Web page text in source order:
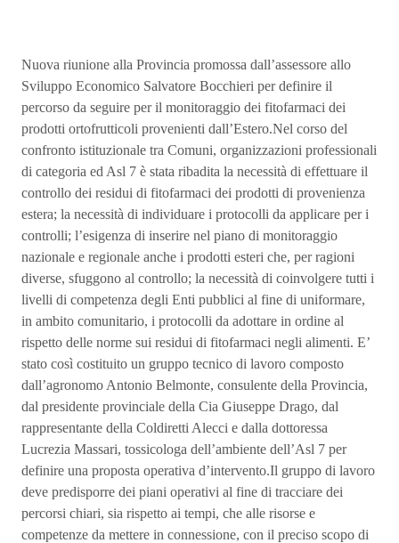
Nuova riunione alla Provincia promossa dall’assessore allo
Sviluppo Economico Salvatore Bocchieri per definire il
percorso da seguire per il monitoraggio dei fitofarmaci dei
prodotti ortofrutticoli provenienti dall’Estero.Nel corso del
confronto istituzionale tra Comuni, organizzazioni professionali
di categoria ed Asl 7 è stata ribadita la necessità di effettuare il
controllo dei residui di fitofarmaci dei prodotti di provenienza
estera; la necessità di individuare i protocolli da applicare per i
controlli; l’esigenza di inserire nel piano di monitoraggio
nazionale e regionale anche i prodotti esteri che, per ragioni
diverse, sfuggono al controllo; la necessità di coinvolgere tutti i
livelli di competenza degli Enti pubblici al fine di uniformare,
in ambito comunitario, i protocolli da adottare in ordine al
rispetto delle norme sui residui di fitofarmaci negli alimenti. E’
stato così costituito un gruppo tecnico di lavoro composto
dall’agronomo Antonio Belmonte, consulente della Provincia,
dal presidente provinciale della Cia Giuseppe Drago, dal
rappresentante della Coldiretti Alecci e dalla dottoressa
Lucrezia Massari, tossicologa dell’ambiente dell’Asl 7 per
definire una proposta operativa d’intervento.Il gruppo di lavoro
deve predisporre dei piani operativi al fine di tracciare dei
percorsi chiari, sia rispetto ai tempi, che alle risorse e
competenze da mettere in connessione, con il preciso scopo di